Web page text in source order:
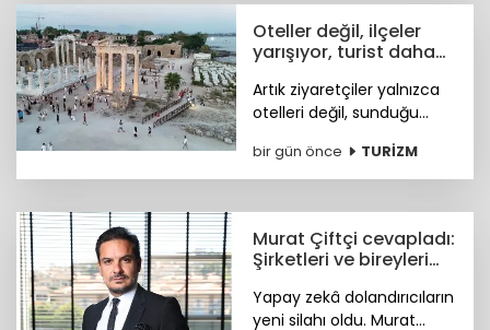
sunmaya hazırlanıyor.
Oteller değil, ilçeler
yarışıyor, turist daha
Artık ziyaretçiler yalnızca
otelleri değil, sunduğu
sosyal yaşamı ve fiyat-
performans avantajıyla
bir gün önce TURİZM
Murat Çiftçi cevapladı:
Şirketleri ve bireyleri
neler?
Yapay zekâ dolandırıcıların
yeni silahı oldu. Murat